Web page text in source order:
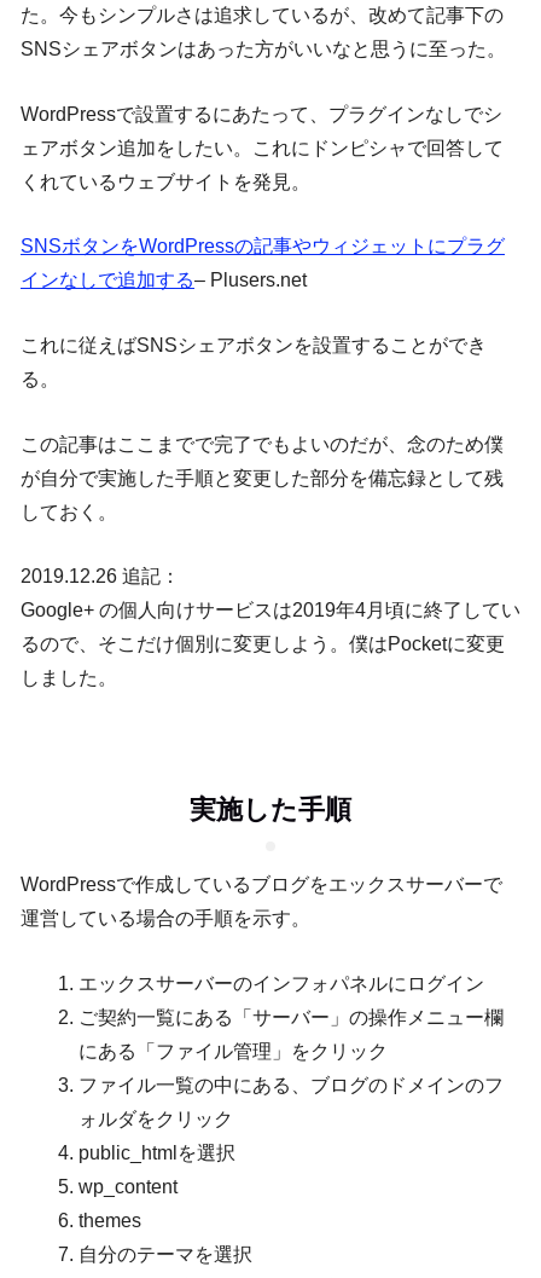
た。今もシンプルさは追求しているが、改めて記事下の
SNSシェアボタンはあった方がいいなと思うに至った。
WordPressで設置するにあたって、プラグインなしでシ
ェアボタン追加をしたい。これにドンピシャで回答して
くれているウェブサイトを発見。
SNSボタンをWordPressの記事やウィジェットにプラグ
インなしで追加する– Plusers.net
これに従えばSNSシェアボタンを設置することができ
る。
この記事はここまでで完了でもよいのだが、念のため僕
が自分で実施した手順と変更した部分を備忘録として残
しておく。
2019.12.26 追記：
Google+ の個人向けサービスは2019年4月頃に終了してい
るので、そこだけ個別に変更しよう。僕はPocketに変更
しました。
実施した手順
WordPressで作成しているブログをエックスサーバーで
運営している場合の手順を示す。
エックスサーバーのインフォパネルにログイン
ご契約一覧にある「サーバー」の操作メニュー欄
にある「ファイル管理」をクリック
ファイル一覧の中にある、ブログのドメインのフ
ォルダをクリック
public_htmlを選択
wp_content
themes
自分のテーマを選択